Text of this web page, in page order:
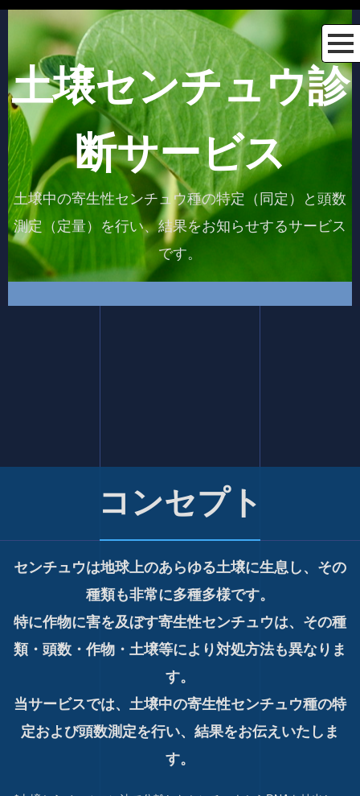
土壌センチュウ診
断サービス
土壌中の寄生性センチュウ種の特定（同定）と頭数
測定（定量）を行い、結果をお知らせするサービス
です。
コンセプト
センチュウは地球上のあらゆる土壌に生息し、その
種類も非常に多種多様です。
特に作物に害を及ぼす寄生性センチュウは、その種
類・頭数・作物・土壌等により対処方法も異なりま
す。
当サービスでは、土壌中の寄生性センチュウ種の特
定および頭数測定を行い、結果をお伝えいたしま
す。